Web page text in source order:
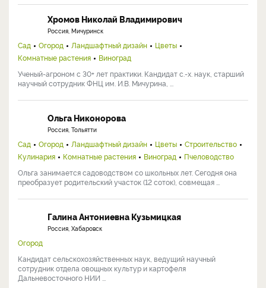
Хромов Николай Владимирович
Россия, Мичуринск
Сад Огород Ландшафтный дизайн
Цветы
Комнатные растения
Виноград
Ученый-агроном с 30+ лет практики. Кандидат с.-х. наук, старший
научный сотрудник ФНЦ им. И.В. Мичурина, ...
Ольга Никонорова
Россия, Тольятти
Сад Огород Ландшафтный дизайн Цветы
Строительство
Кулинария
Комнатные растения Виноград
Пчеловодство
Ольга занимается садоводством со школьных лет. Сегодня она
преобразует родительский участок (12 соток), совмещая ...
Галина Антониевна Кузьмицкая
Россия, Хабаровск
Огород
Кандидат сельскохозяйственных наук, ведущий научный
сотрудник отдела овощных культур и картофеля
Дальневосточного НИИ ...